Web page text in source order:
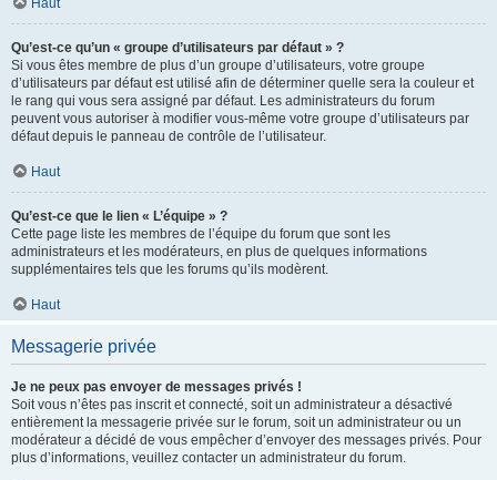
Haut
Qu’est-ce qu’un « groupe d’utilisateurs par défaut » ?
Si vous êtes membre de plus d’un groupe d’utilisateurs, votre groupe
d’utilisateurs par défaut est utilisé afin de déterminer quelle sera la couleur et
le rang qui vous sera assigné par défaut. Les administrateurs du forum
peuvent vous autoriser à modifier vous-même votre groupe d’utilisateurs par
défaut depuis le panneau de contrôle de l’utilisateur.
Haut
Qu’est-ce que le lien « L’équipe » ?
Cette page liste les membres de l’équipe du forum que sont les
administrateurs et les modérateurs, en plus de quelques informations
supplémentaires tels que les forums qu’ils modèrent.
Haut
Messagerie privée
Je ne peux pas envoyer de messages privés !
Soit vous n’êtes pas inscrit et connecté, soit un administrateur a désactivé
entièrement la messagerie privée sur le forum, soit un administrateur ou un
modérateur a décidé de vous empêcher d’envoyer des messages privés. Pour
plus d’informations, veuillez contacter un administrateur du forum.